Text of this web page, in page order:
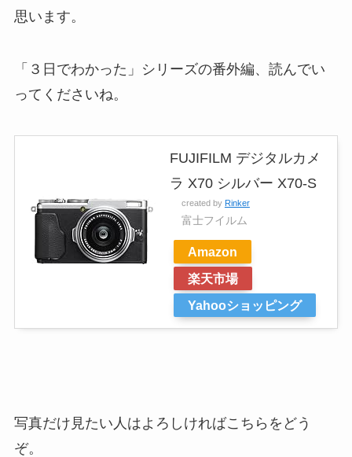
思います。
「３日でわかった」シリーズの番外編、読んでい
ってくださいね。
FUJIFILM デジタルカメ
ラ X70 シルバー X70-S
created by Rinker
富士フイルム
Amazon
楽天市場
Yahooショッピング
写真だけ見たい人はよろしければこちらをどう
ぞ。